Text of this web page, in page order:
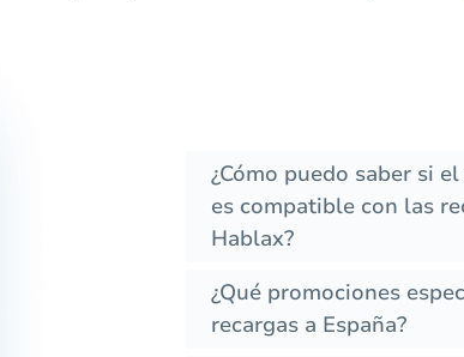
¿Cómo puedo saber si
es compatible con las
Hablax?
¿Qué promociones
recargas a España?